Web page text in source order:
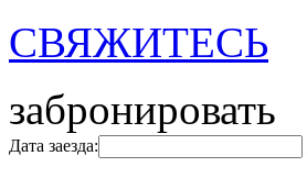
СВЯЖИТЕСЬ
забронировать
Дата заезда: